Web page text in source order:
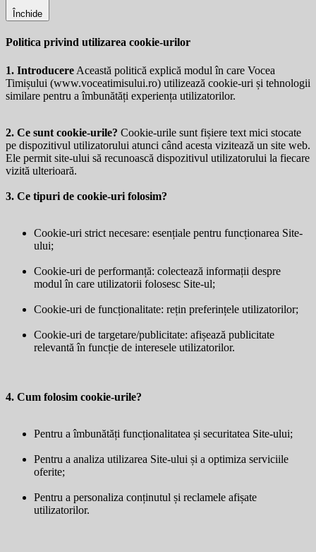
Închide
Politica privind utilizarea cookie-urilor
1. Introducere Această politică explică modul în care Vocea
Timișului (www.voceatimisului.ro) utilizează cookie-uri și tehnologii
similare pentru a îmbunătăți experiența utilizatorilor.
2. Ce sunt cookie-urile? Cookie-urile sunt fișiere text mici stocate
pe dispozitivul utilizatorului atunci când acesta vizitează un site web.
Ele permit site-ului să recunoască dispozitivul utilizatorului la fiecare
vizită ulterioară.
3. Ce tipuri de cookie-uri folosim?
Cookie-uri strict necesare: esențiale pentru funcționarea Site-
ului;
Cookie-uri de performanță: colectează informații despre
modul în care utilizatorii folosesc Site-ul;
Cookie-uri de funcționalitate: rețin preferințele utilizatorilor;
Cookie-uri de targetare/publicitate: afișează publicitate
relevantă în funcție de interesele utilizatorilor.
4. Cum folosim cookie-urile?
Pentru a îmbunătăți funcționalitatea și securitatea Site-ului;
Pentru a analiza utilizarea Site-ului și a optimiza serviciile
oferite;
Pentru a personaliza conținutul și reclamele afișate
utilizatorilor.